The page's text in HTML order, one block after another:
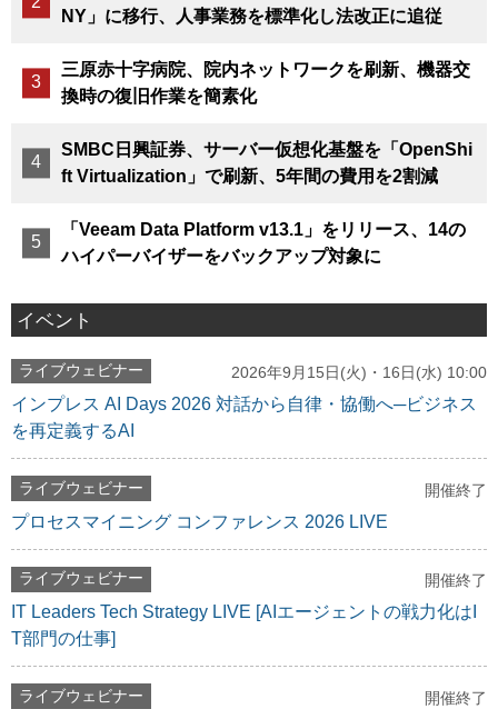
NY」に移行、人事業務を標準化し法改正に追従
三原赤十字病院、院内ネットワークを刷新、機器交
換時の復旧作業を簡素化
SMBC日興証券、サーバー仮想化基盤を「OpenShi
ft Virtualization」で刷新、5年間の費用を2割減
「Veeam Data Platform v13.1」をリリース、14の
ハイパーバイザーをバックアップ対象に
イベント
ライブウェビナー 2026年9月15日(火)・16日(水) 10:00
インプレス AI Days 2026 対話から自律・協働へ─ビジネス
を再定義するAI
ライブウェビナー 開催終了
プロセスマイニング コンファレンス 2026 LIVE
ライブウェビナー 開催終了
IT Leaders Tech Strategy LIVE [AIエージェントの戦力化はI
T部門の仕事]
ライブウェビナー 開催終了